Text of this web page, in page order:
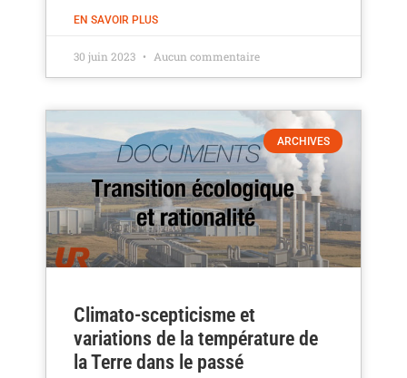
EN SAVOIR PLUS
30 juin 2023 Aucun commentaire
ARCHIVES
Climato-scepticisme et
variations de la température de
la Terre dans le passé